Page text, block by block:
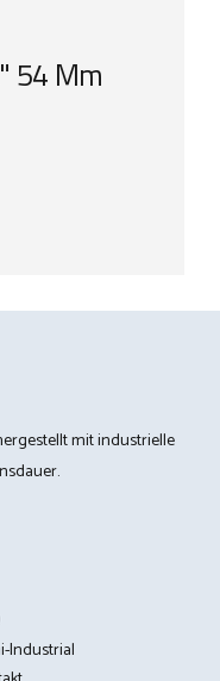
54 Mm
mit industrielle
Industrial